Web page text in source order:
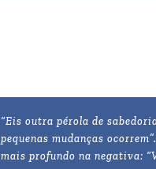
“Eis outra pérola de
pequenas mudanças
mais profundo na negativa: